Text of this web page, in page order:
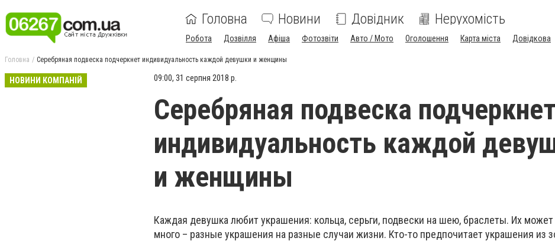
Головна Новини Довідник Нерухомість
Робота Дозвілля Афіша Фотозвіти Авто / Мото Оголошення Карта міста Довідкова
Головна Серебряная подвеска подчеркнет индивидуальность каждой девушки и женщины
НОВИНИ КОМПАНІЙ 09:00, 31 серпня 2018 р.
Серебряная подвеска подчеркнет
индивидуальность каждой
и женщины
Каждая девушка любит украшения: кольца, серьги, подвески на шею, браслеты. Их
много – разные украшения на разные случаи жизни. Кто-то предпочитает украшения из